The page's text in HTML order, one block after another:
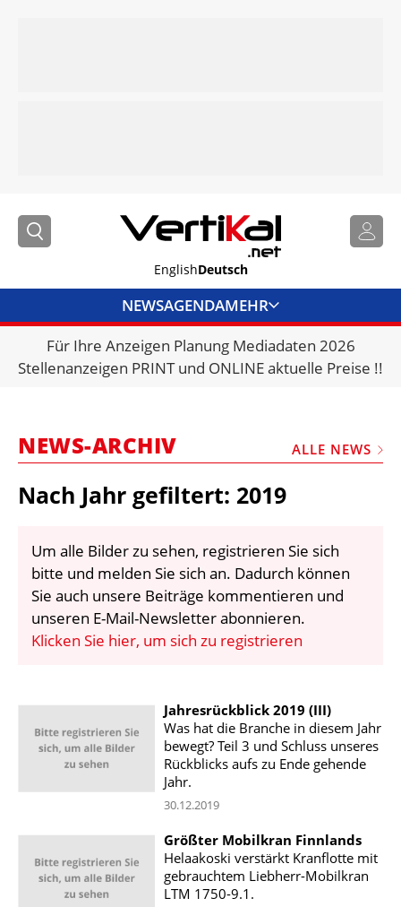
EnglishDeutsch
NEWSAGENDAMEHR
BRANCHENLINKS
VERMIETER
MARKTPLATZ
BIBLIOTHEK
KRAN & BÜHNE
MEDIADATEN
WÄHRUNGSRECHNER
KONTAKT
Für Ihre Anzeigen Planung Mediadaten 2026
Stellenanzeigen PRINT und ONLINE aktuelle Preise !!
NEWS-ARCHIV ALLE NEWS
Nach Jahr gefiltert: 2019
Um alle Bilder zu sehen, registrieren Sie sich
bitte und melden Sie sich an. Dadurch können
Sie auch unsere Beiträge kommentieren und
unseren E-Mail-Newsletter abonnieren.
Klicken Sie hier, um sich zu registrieren
Jahresrückblick 2019 (III)
Was hat die Branche in diesem Jahr
bewegt? Teil 3 und Schluss unseres
Rückblicks aufs zu Ende gehende
Jahr.
30.12.2019
Größter Mobilkran Finnlands
Helaakoski verstärkt Kranflotte mit
gebrauchtem Liebherr-Mobilkran
LTM 1750-9.1.